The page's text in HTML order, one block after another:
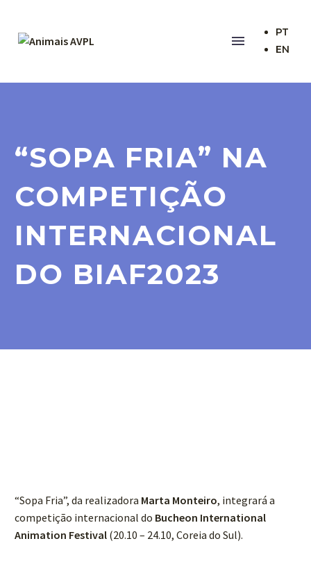
Parceiros
PT
EN
“SOPA FRIA” NA
COMPETIÇÃO
INTERNACIONAL
DO BIAF2023
“Sopa Fria”, da realizadora Marta Monteiro, integrará a
competição internacional do Bucheon International
Animation Festival (20.10 – 24.10, Coreia do Sul).